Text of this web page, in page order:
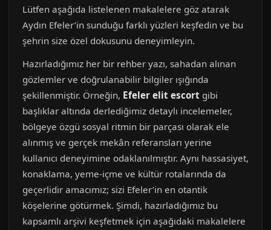
Lütfen aşağıda listelenen makalelere göz atarak
Aydın Efeler’in sunduğu farklı yüzleri keşfedin ve bu
şehrin size özel dokusunu deneyimleyin.
Hazırladığımız her bir rehber yazı, sahadan alınan
gözlemler ve doğrulanabilir bilgiler ışığında
şekillenmiştir. Örneğin, Efeler elit escort gibi
başlıklar altında derlediğimiz detaylı incelemeler,
bölgeye özgü sosyal ritmin bir parçası olarak ele
alınmış ve gerçek mekân referansları yerine
kullanıcı deneyimine odaklanılmıştır. Aynı hassasiyet,
konaklama, yeme-içme ve kültür rotalarında da
geçerlidir amacımız; sizi Efeler’in en otantik
köşelerine götürmek. Şimdi, hazırladığımız bu
kapsamlı arşivi keşfetmek için aşağıdaki makalelere